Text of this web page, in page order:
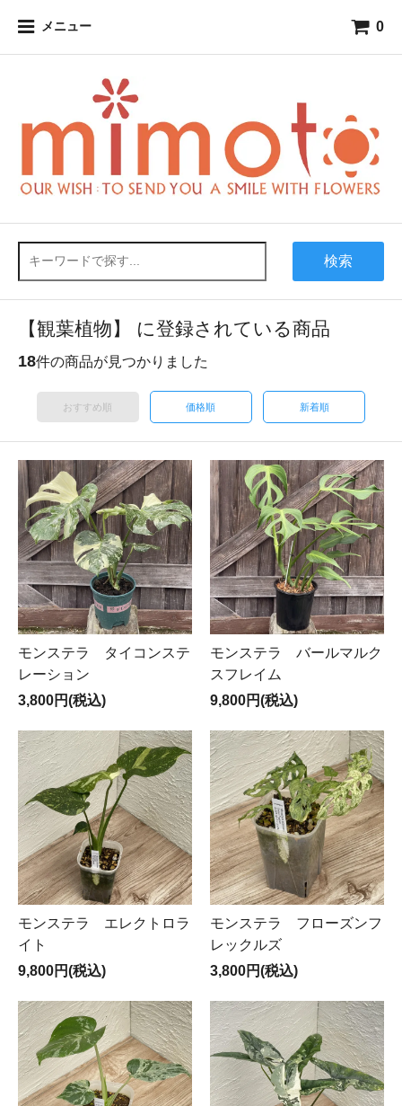
メニュー 0
検索
【観葉植物】 に登録されている商品
18件の商品が見つかりました
おすすめ順 価格順 新着順
モンステラ タイコンステ
レーション
3,800円(税込)
モンステラ バールマルク
スフレイム
9,800円(税込)
モンステラ エレクトロラ
イト
9,800円(税込)
モンステラ フローズンフ
レックルズ
3,800円(税込)